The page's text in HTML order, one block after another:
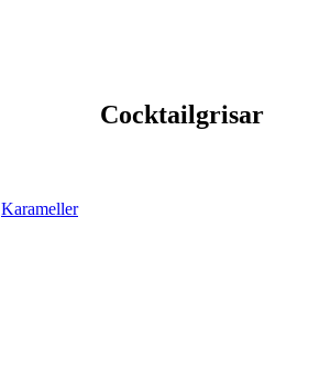
Cocktailgrisar
Karameller